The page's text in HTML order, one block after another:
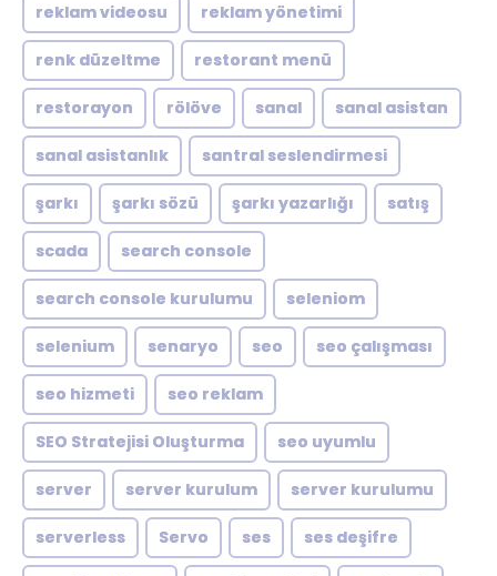
reklam videosu reklam yönetimi
renk düzeltme restorant menü
restorayon rölöve sanal sanal asistan
sanal asistanlık santral seslendirmesi
şarkı şarkı sözü şarkı yazarlığı satış
scada search console
search console kurulumu seleniom
selenium senaryo seo seo çalışması
seo hizmeti seo reklam
SEO Stratejisi Oluşturma seo uyumlu
server server kurulum server kurulumu
serverless Servo ses ses deşifre